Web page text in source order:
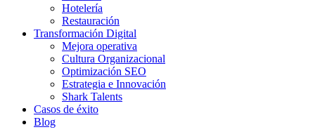
Hotelería
Restauración
Transformación Digital
Mejora operativa
Cultura Organizacional
Optimización SEO
Estrategia e Innovación
Shark Talents
Casos de éxito
Blog